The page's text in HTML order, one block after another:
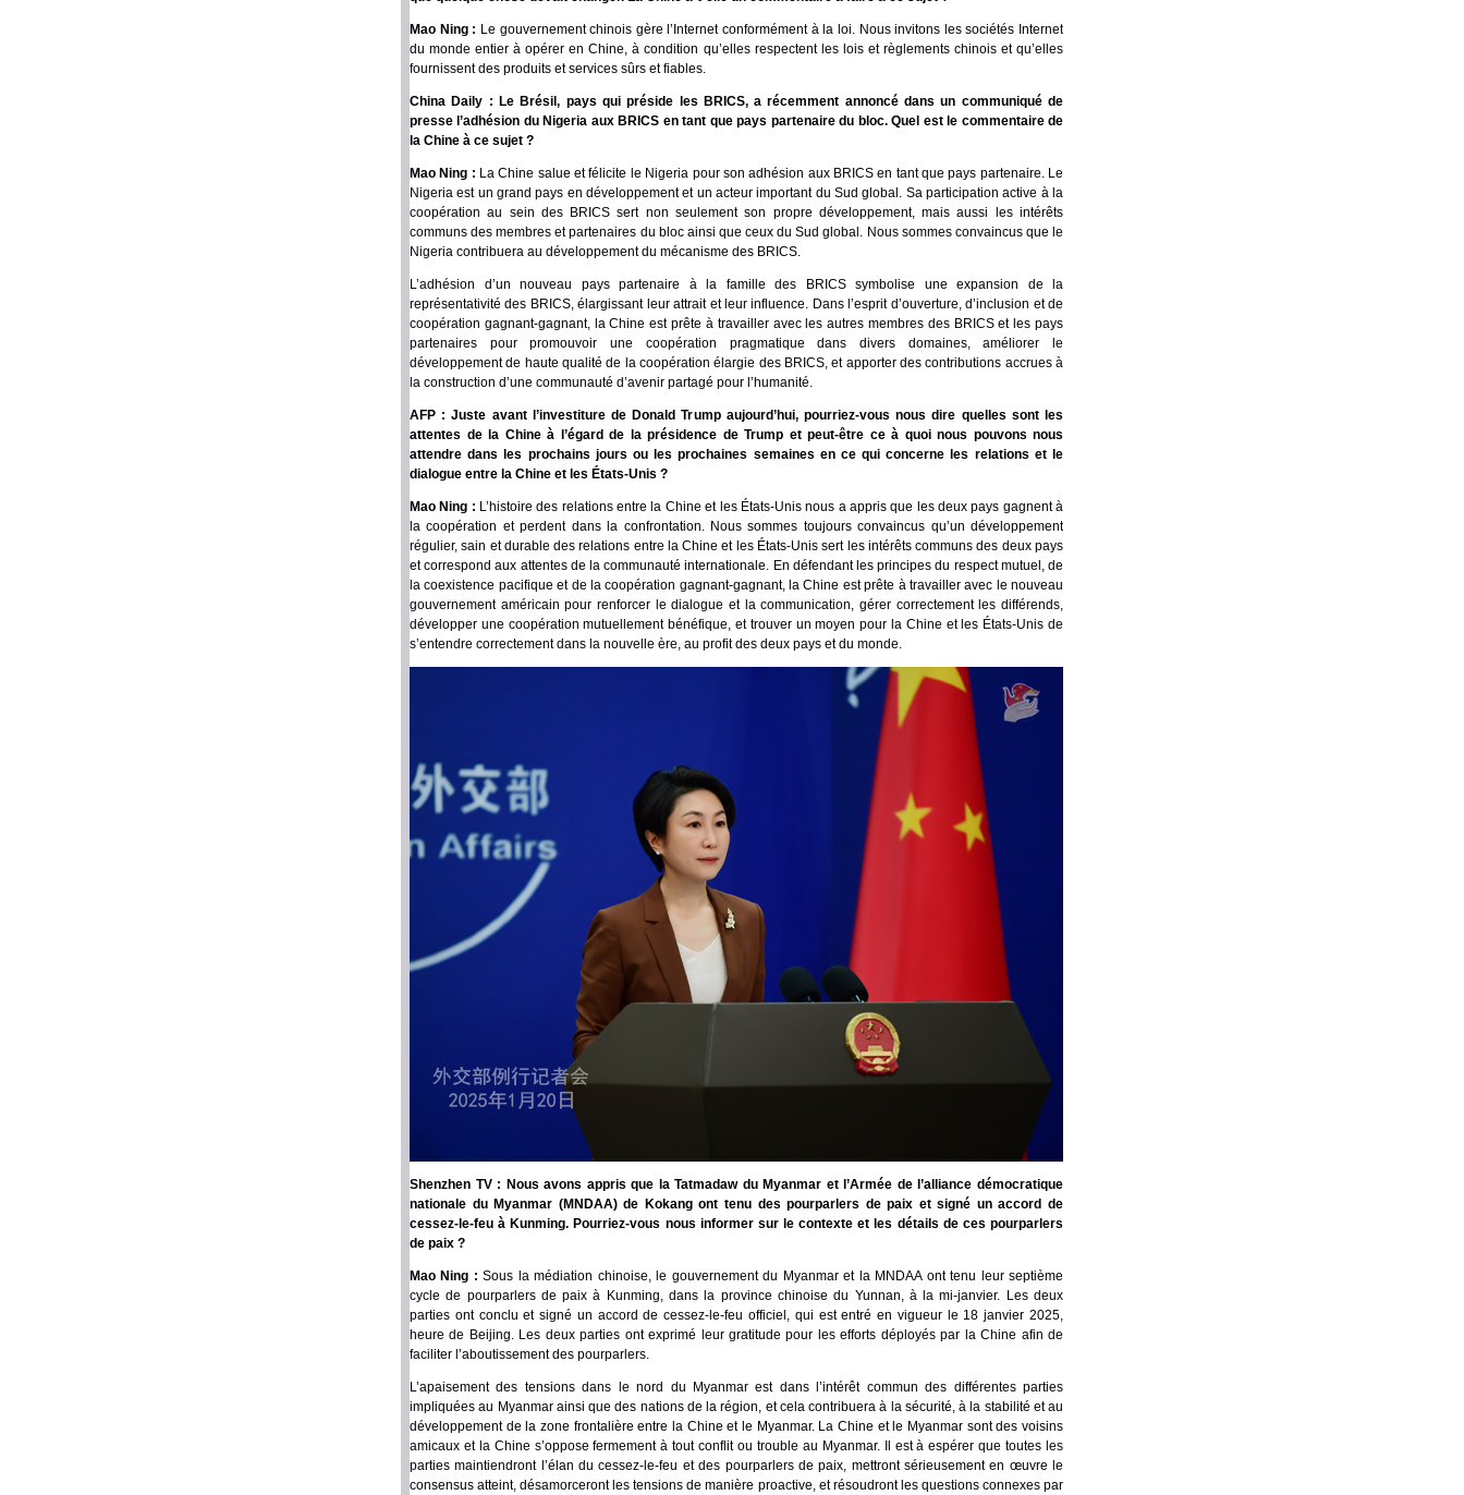
Mao Ning : Le gouvernement chinois gère l’Internet conformément à la loi. Nous invitons les sociétés Internet
du monde entier à opérer en Chine, à condition qu’elles respectent les lois et règlements chinois et qu’elles
fournissent des produits et services sûrs et fiables.
China Daily : Le Brésil, pays qui préside les BRICS, a récemment annoncé dans un communiqué de
presse l’adhésion du Nigeria aux BRICS en tant que pays partenaire du bloc. Quel est le commentaire de
la Chine à ce sujet ?
Mao Ning : La Chine salue et félicite le Nigeria pour son adhésion aux BRICS en tant que pays partenaire. Le
Nigeria est un grand pays en développement et un acteur important du Sud global. Sa participation active à la
coopération au sein des BRICS sert non seulement son propre développement, mais aussi les intérêts
communs des membres et partenaires du bloc ainsi que ceux du Sud global. Nous sommes convaincus que le
Nigeria contribuera au développement du mécanisme des BRICS.
L’adhésion d’un nouveau pays partenaire à la famille des BRICS symbolise une expansion de la
représentativité des BRICS, élargissant leur attrait et leur influence. Dans l’esprit d’ouverture, d’inclusion et de
coopération gagnant-gagnant, la Chine est prête à travailler avec les autres membres des BRICS et les pays
partenaires pour promouvoir une coopération pragmatique dans divers domaines, améliorer le
développement de haute qualité de la coopération élargie des BRICS, et apporter des contributions accrues à
la construction d’une communauté d’avenir partagé pour l’humanité.
AFP : Juste avant l’investiture de Donald Trump aujourd’hui, pourriez-vous nous dire quelles sont les
attentes de la Chine à l’égard de la présidence de Trump et peut-être ce à quoi nous pouvons nous
attendre dans les prochains jours ou les prochaines semaines en ce qui concerne les relations et le
dialogue entre la Chine et les États-Unis ?
Mao Ning : L’histoire des relations entre la Chine et les États-Unis nous a appris que les deux pays gagnent à
la coopération et perdent dans la confrontation. Nous sommes toujours convaincus qu’un développement
régulier, sain et durable des relations entre la Chine et les États-Unis sert les intérêts communs des deux pays
et correspond aux attentes de la communauté internationale. En défendant les principes du respect mutuel, de
la coexistence pacifique et de la coopération gagnant-gagnant, la Chine est prête à travailler avec le nouveau
gouvernement américain pour renforcer le dialogue et la communication, gérer correctement les différends,
développer une coopération mutuellement bénéfique, et trouver un moyen pour la Chine et les États-Unis de
s’entendre correctement dans la nouvelle ère, au profit des deux pays et du monde.
Shenzhen TV : Nous avons appris que la Tatmadaw du Myanmar et l’Armée de l’alliance démocratique
nationale du Myanmar (MNDAA) de Kokang ont tenu des pourparlers de paix et signé un accord de
cessez-le-feu à Kunming. Pourriez-vous nous informer sur le contexte et les détails de ces pourparlers
de paix ?
Mao Ning :Sous la médiation chinoise, le gouvernement du Myanmar et la MNDAA ont tenu leur septième
cycle de pourparlers de paix à Kunming, dans la province chinoise du Yunnan, à la mi-janvier. Les deux
parties ont conclu et signé un accord de cessez-le-feu officiel, qui est entré en vigueur le 18 janvier 2025,
heure de Beijing. Les deux parties ont exprimé leur gratitude pour les efforts déployés par la Chine afin de
faciliter l’aboutissement des pourparlers.
L’apaisement des tensions dans le nord du Myanmar est dans l’intérêt commun des différentes parties
impliquées au Myanmar ainsi que des nations de la région, et cela contribuera à la sécurité, à la stabilité et au
développement de la zone frontalière entre la Chine et le Myanmar. La Chine et le Myanmar sont des voisins
amicaux et la Chine s’oppose fermement à tout conflit ou trouble au Myanmar. Il est à espérer que toutes les
parties maintiendront l’élan du cessez-le-feu et des pourparlers de paix, mettront sérieusement en œuvre le
consensus atteint, désamorceront les tensions de manière proactive, et résoudront les questions connexes par